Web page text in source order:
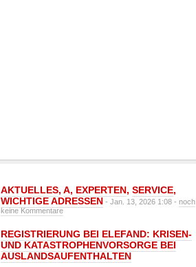
AKTUELLES, A, EXPERTEN, SERVICE,
WICHTIGE ADRESSEN - Jan. 13, 2026 1:08 - noch
keine Kommentare
REGISTRIERUNG BEI ELEFAND: KRISEN-
UND KATASTROPHENVORSORGE BEI
AUSLANDSAUFENTHALTEN